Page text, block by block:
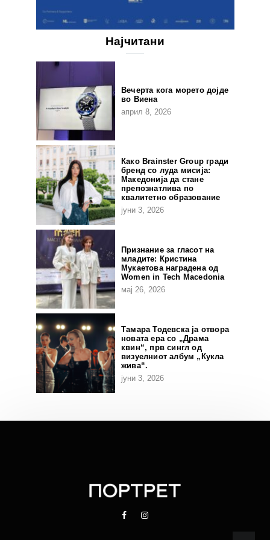
Најчитани
Вечерта кога морето дојде
во Виена
април 8, 2026
Како Brainster Group гради
бренд со луда мисија:
Македонија да стане
препознатлива по
квалитетно образование
јуни 3, 2026
Признание за гласот на
младите: Кристина
Мукаетова наградена од
Women in Tech Macedonia
мај 26, 2026
Тамара Тодевска ја отвора
новата ера со „Драма
квин“, прв сингл од
визуелниот албум „Кукла
жива“.
јуни 3, 2026